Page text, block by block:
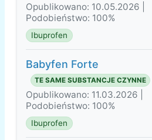
Opublikowano: 10.05.2026 |
Podobieństwo: 100%
Ibuprofen
Babyfen Forte
TE SAME SUBSTANCJE CZYNNE
Opublikowano: 11.03.2026 |
Podobieństwo: 100%
Ibuprofen